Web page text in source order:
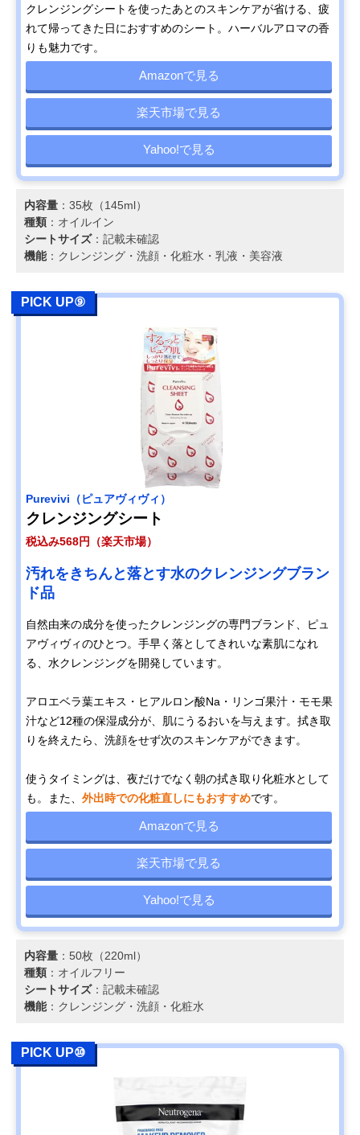
クレンジングシートを使ったあとのスキンケアが省ける、疲
れて帰ってきた日におすすめのシート。ハーバルアロマの香
りも魅力です。
Amazonで見る
楽天市場で見る
Yahoo!で見る
内容量 ：35枚（145ml）
種類 ：オイルイン
シートサイズ：記載未確認
機能：クレンジング・洗顔・化粧水・乳液・美容液
PICK UP⑨
Purevivi（ピュアヴィヴィ）
クレンジングシート
税込み568円（楽天市場）
汚れをきちんと落とす水のクレンジングブラン
ド品
自然由来の成分を使ったクレンジングの専門ブランド、ピュ
アヴィヴィのひとつ。手早く落としてきれいな素肌になれ
る、水クレンジングを開発しています。
アロエベラ葉エキス・ヒアルロン酸Na・リンゴ果汁・モモ果
汁など12種の保湿成分が、肌にうるおいを与えます。拭き取
りを終えたら、洗顔をせず次のスキンケアができます。
使うタイミングは、夜だけでなく朝の拭き取り化粧水として
も。また、 外出時での化粧直しにもおすすめです。
Amazonで見る
楽天市場で見る
Yahoo!で見る
内容量 ：50枚（220ml）
種類 ：オイルフリー
シートサイズ：記載未確認
機能：クレンジング・洗顔・化粧水
PICK UP⑩